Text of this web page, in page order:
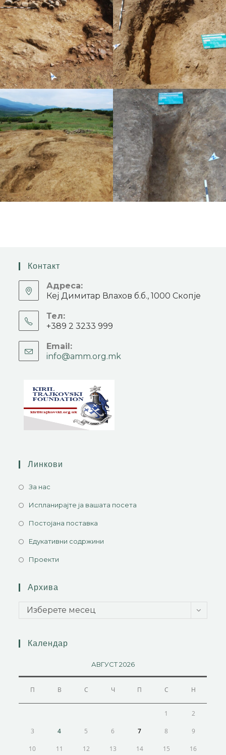
Контакт
Адреса:
Кеј Димитар Влахов б.б., 1000 Скопје
Тел:
+389 2 3233 999
Email:
info@amm.org.mk
Линкови
За нас
Испланирајте ја вашата посета
Постојана поставка
Едукативни содржини
Проекти
Архива
Изберете месец
Календар
АВГУСТ 2026
П В С Ч П С Н
1 2
3 4 5 6 7 8 9
10 11 12 13 14 15 16